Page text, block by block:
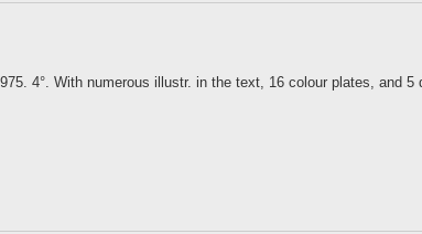
4°. With numerous illustr. in the text, 16 colour plates, and